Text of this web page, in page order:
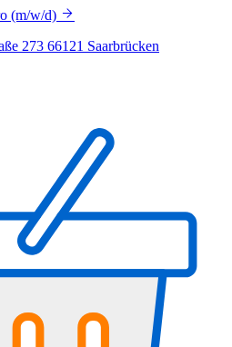
(m/w/d)
273 66121 Saarbrücken